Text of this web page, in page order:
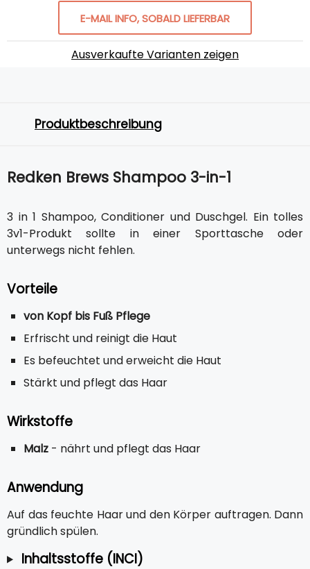
E-MAIL INFO, SOBALD LIEFERBAR
Ausverkaufte Varianten zeigen
Produktbeschreibung
Redken Brews Shampoo 3-in-1
3 in 1 Shampoo, Conditioner und Duschgel. Ein tolles
3v1-Produkt sollte in einer Sporttasche oder
unterwegs nicht fehlen.
Vorteile
von Kopf bis Fuß Pflege
Erfrischt und reinigt die Haut
Es befeuchtet und erweicht die Haut
Stärkt und pflegt das Haar
Wirkstoffe
Malz - nährt und pflegt das Haar
Anwendung
Auf das feuchte Haar und den Körper auftragen. Dann
gründlich spülen.
Inhaltsstoffe (INCI)